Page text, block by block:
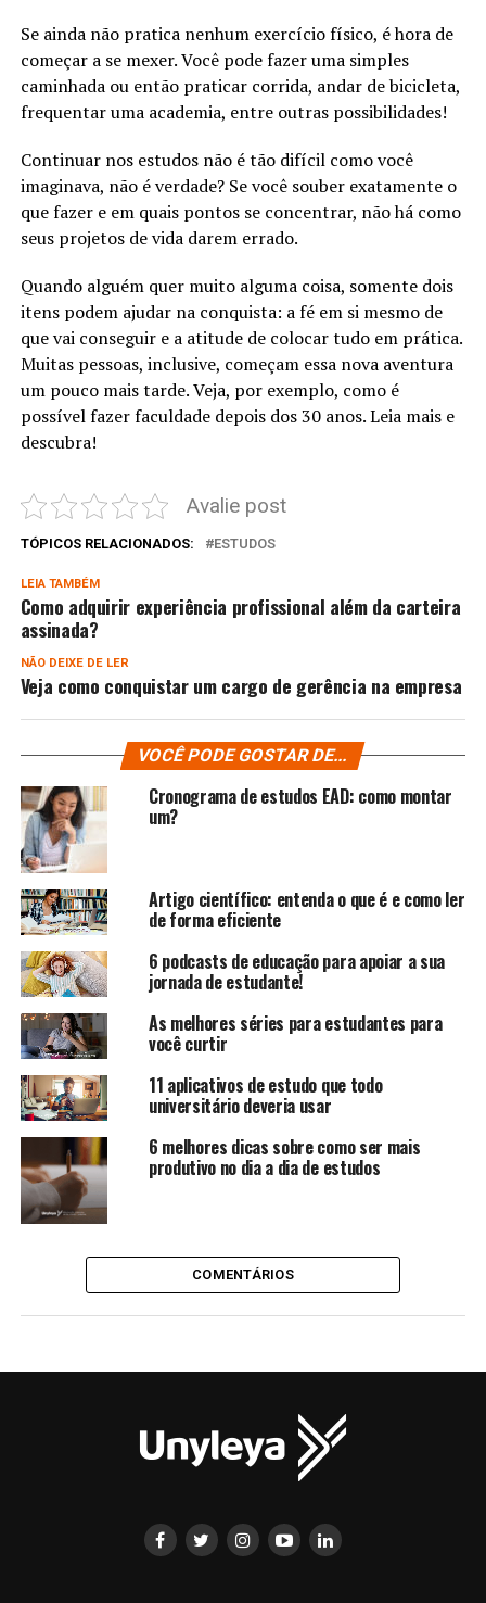
Se ainda não pratica nenhum exercício físico, é hora de
começar a se mexer. Você pode fazer uma simples
caminhada ou então praticar corrida, andar de bicicleta,
frequentar uma academia, entre outras possibilidades!
Continuar nos estudos não é tão difícil como você
imaginava, não é verdade? Se você souber exatamente o
que fazer e em quais pontos se concentrar, não há como
seus projetos de vida darem errado.
Quando alguém quer muito alguma coisa, somente dois
itens podem ajudar na conquista: a fé em si mesmo de
que vai conseguir e a atitude de colocar tudo em prática.
Muitas pessoas, inclusive, começam essa nova aventura
um pouco mais tarde. Veja, por exemplo, como é
possível fazer faculdade depois dos 30 anos. Leia mais e
descubra!
Avalie post
TÓPICOS RELACIONADOS: ESTUDOS
LEIA TAMBÉM
Como adquirir experiência profissional além da carteira
assinada?
NÃO DEIXE DE LER
Veja como conquistar um cargo de gerência na empresa
VOCÊ PODE GOSTAR DE...
Cronograma de estudos EAD: como montar
um?
Artigo científico: entenda o que é e como ler
de forma eficiente
6 podcasts de educação para apoiar a sua
jornada de estudante!
As melhores séries para estudantes para
você curtir
11 aplicativos de estudo que todo
universitário deveria usar
6 melhores dicas sobre como ser mais
produtivo no dia a dia de estudos
COMENTÁRIOS